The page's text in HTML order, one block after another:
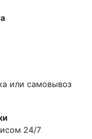
или самовывоз
24/7